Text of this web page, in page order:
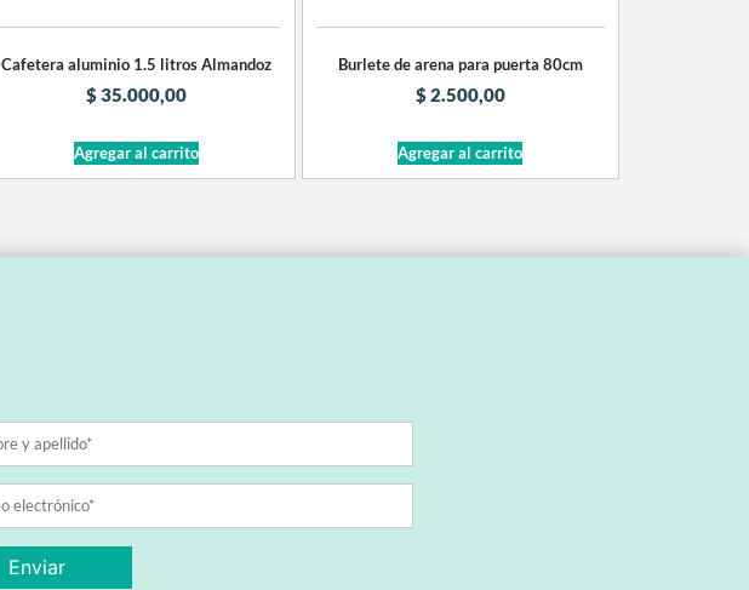
Cafetera aluminio 1.5 litros Almandoz
$35.000,00
Agregar al carrito
Burlete de arena para puerta 80cm
$2.500,00
Agregar al carrito